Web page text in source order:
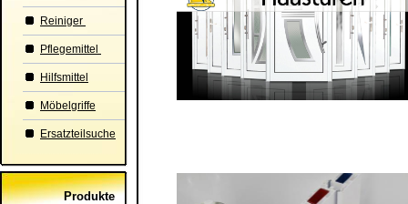
Reiniger
Pflegemittel
Hilfsmittel
Möbelgriffe
Ersatzteilsuche
Produkte